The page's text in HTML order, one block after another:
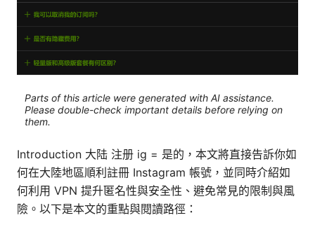
Parts of this article were generated with AI assistance.
Please double-check important details before relying on
them.
Introduction 大陆 注册 ig = 是的，本文將直接告訴你如
何在大陸地區順利註冊 Instagram 帳號，並同時介紹如
何利用 VPN 提升匿名性與安全性、避免常見的限制與風
險。以下是本文的重點與閱讀路徑：